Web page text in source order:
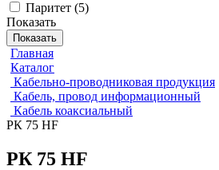
Паритет (5)
Показать
Показать
Главная
Каталог
Кабельно-проводниковая продукция
Кабель, провод информационный
Кабель коаксиальный
РК 75 HF
РК 75 HF